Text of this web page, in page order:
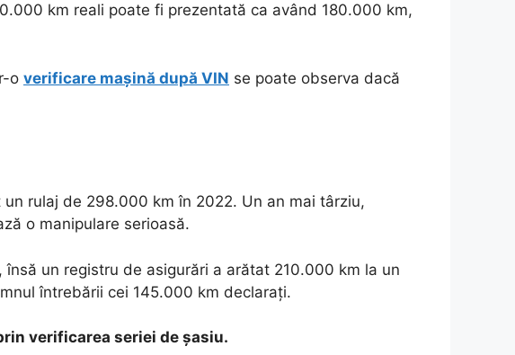
km reali poate fi prezentată ca având 180.000 km,
o verificare mașină după VIN se poate observa dacă
rulaj de 298.000 km în 2022. Un an mai târziu,
o manipulare serioasă.
un registru de asigurări a arătat 210.000 km la un
întrebării cei 145.000 km declarați.
verificarea seriei de șasiu.